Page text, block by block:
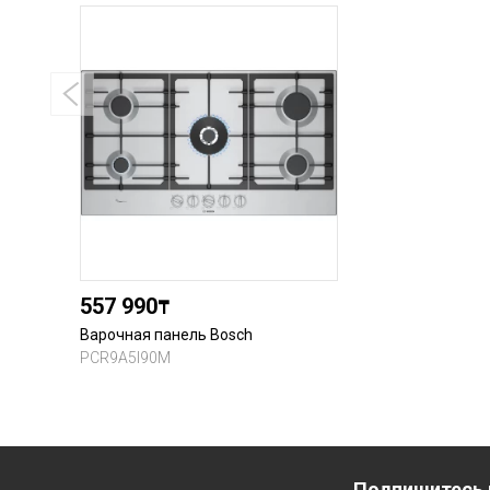
557 990₸
Варочная панель Bosch
PCR9A5I90M